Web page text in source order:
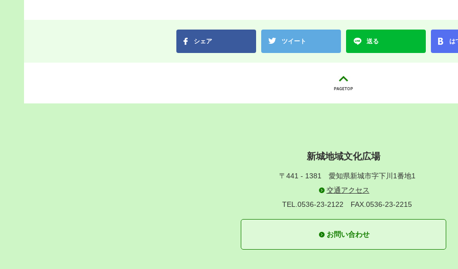
シェア ツイート 送る は
新城地域文化広場
〒441 - 1381 愛知県新城市字下川1番地1
交通アクセス
TEL.0536-23-2122 FAX.0536-23-2215
お問い合わせ